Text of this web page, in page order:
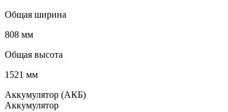
Общая ширина
808 мм
Общая высота
1521 мм
Аккумулятор (АКБ)
Аккумулятор